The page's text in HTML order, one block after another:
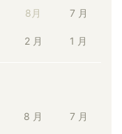
8月 7 月
2 月 1 月
8 月 7 月